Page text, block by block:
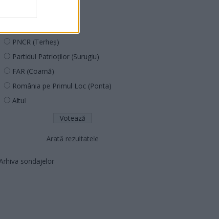
PNCR (Terheș)
Partidul Patrioților (Surugiu)
FAR (Coarnă)
România pe Primul Loc (Ponta)
Altul
Arată rezultatele
sondajelor